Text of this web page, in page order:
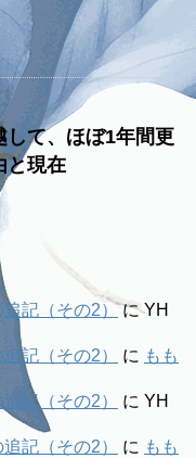
して、ほぼ1年間更
と現在
記（その2）にYH
記（その2）
に もも
記（その2）
に YH
記（その2）
に もも